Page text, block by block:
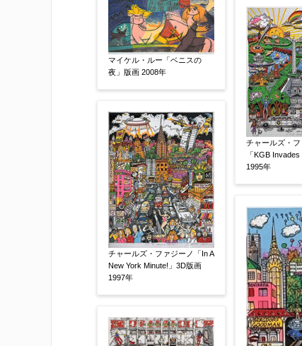
事申し上げます。
作品コンディション 【任意】
その他 【任意】
マイケル・ルー「ベニスの
夜」版画 2008年
チャールズ・ファジーノ「In A
New York Minute!」3D版画
1997年
チャールズ・フ
「KGB
1995年